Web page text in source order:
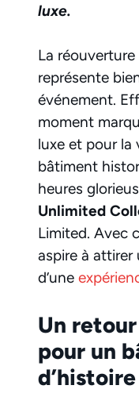
luxe.
La réouverture
représente
événement.
moment
luxe et pour la
bâtiment
heures
Unlimited
Limited. Avec
aspire à attirer
d’une
Un
pour un
d’histoire